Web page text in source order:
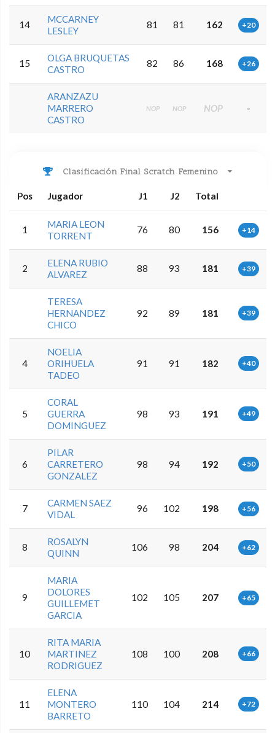
14
MCCARNEY
LESLEY
81 81 162 +20
15
OLGA BRUQUETAS
CASTRO
82 86 168 +26
ARANZAZU
MARRERO
CASTRO
NOP NOP NOP -
Clasificación Final Scratch Femenino
Pos Jugador J1 J2 Total
1
MARIA LEON
TORRENT
76 80 156 +14
2
ELENA RUBIO
ALVAREZ
88 93 181 +39
TERESA
HERNANDEZ
CHICO
92 89 181 +39
4
NOELIA
ORIHUELA
TADEO
91 91 182 +40
5
CORAL
GUERRA
DOMINGUEZ
98 93 191 +49
6
PILAR
CARRETERO
GONZALEZ
98 94 192 +50
7
CARMEN SAEZ
VIDAL
96 102 198 +56
8
ROSALYN
QUINN
106 98 204 +62
9
MARIA
DOLORES
GUILLEMET
GARCIA
102 105 207 +65
10
RITA MARIA
MARTINEZ
RODRIGUEZ
108 100 208 +66
11
ELENA
MONTERO
BARRETO
110 104 214 +72